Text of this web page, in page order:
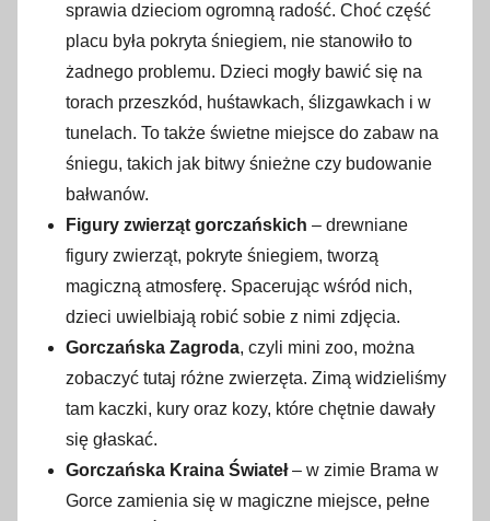
sprawia dzieciom ogromną radość. Choć część
placu była pokryta śniegiem, nie stanowiło to
żadnego problemu. Dzieci mogły bawić się na
torach przeszkód, huśtawkach, ślizgawkach i w
tunelach. To także świetne miejsce do zabaw na
śniegu, takich jak bitwy śnieżne czy budowanie
bałwanów.
Figury zwierząt gorczańskich – drewniane
figury zwierząt, pokryte śniegiem, tworzą
magiczną atmosferę. Spacerując wśród nich,
dzieci uwielbiają robić sobie z nimi zdjęcia.
Gorczańska Zagroda, czyli mini zoo, można
zobaczyć tutaj różne zwierzęta. Zimą widzieliśmy
tam kaczki, kury oraz kozy, które chętnie dawały
się głaskać.
Gorczańska Kraina Świateł– w zimie Brama w
Gorce zamienia się w magiczne miejsce, pełne